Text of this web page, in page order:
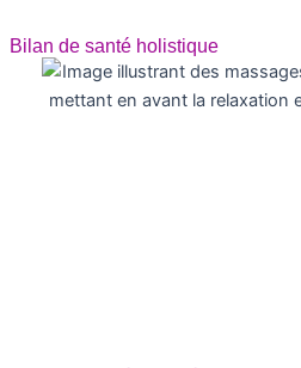
Bilan de santé holistique